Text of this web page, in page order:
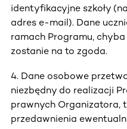
identyfikacyjne szkoły
adres e-mail). Dane
ramach Programu,
zostanie na to zgoda.
4. Dane osobowe
niezbędny do realizacji
prawnych Organizatora,
przedawnienia